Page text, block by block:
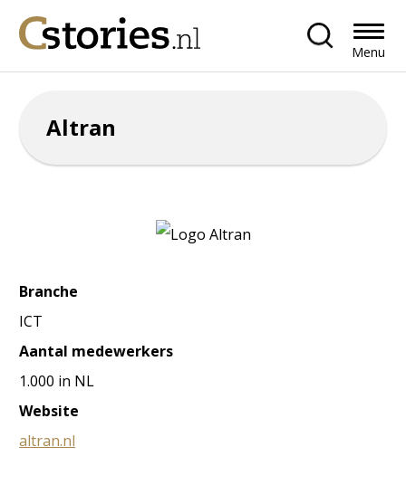
Menu
Altran
Branche
ICT
Aantal medewerkers
1.000 in NL
Website
altran.nl